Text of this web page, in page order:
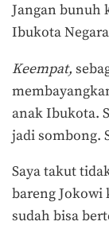
Jangan bunuh
Ibukota
Keempat,
anak Ibukota.
jadi sombong.
Saya takut
bareng Jokowi
sudah bisa